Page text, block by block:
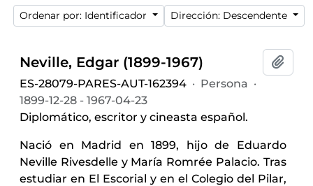
Ordenar por: Identificador Dirección: Descendente
Neville, Edgar (1899-1967)
ES-28079-PARES-AUT-162394 · Persona ·
1899-12-28 - 1967-04-23
Diplomático, escritor y cineasta español.
Nació en Madrid en 1899, hijo de Eduardo
Neville Rivesdelle y María Romrée Palacio. Tras
estudiar en El Escorial y en el Colegio del Pilar,